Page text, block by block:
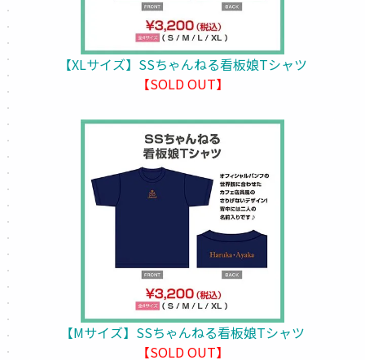
【XLサイズ】SSちゃんねる看板娘Tシャツ
【SOLD OUT】
【Mサイズ】SSちゃんねる看板娘Tシャツ
【SOLD OUT】